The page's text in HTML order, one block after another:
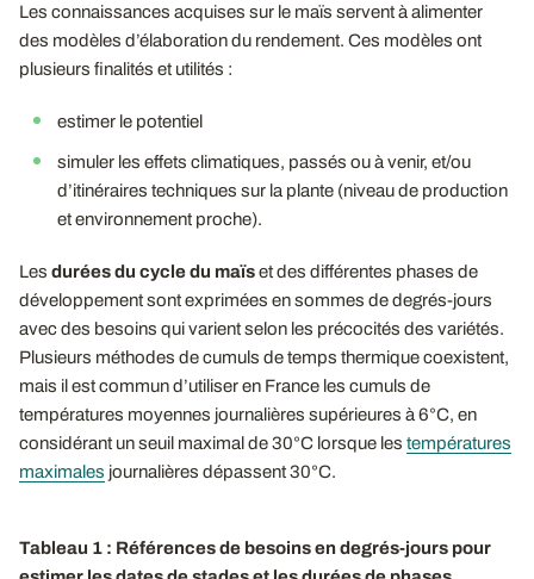
Les connaissances acquises sur le maïs servent à alimenter
des modèles d’élaboration du rendement. Ces modèles ont
plusieurs finalités et utilités :
estimer le potentiel
simuler les effets climatiques, passés ou à venir, et/ou
d’itinéraires techniques sur la plante (niveau de production
et environnement proche).
Les durées du cycle du maïset des différentes phases de
développement sont exprimées en sommes de degrés-jours
avec des besoins qui varient selon les précocités des variétés.
Plusieurs méthodes de cumuls de temps thermique coexistent,
mais il est commun d’utiliser en France les cumuls de
températures moyennes journalières supérieures à 6°C, en
considérant un seuil maximal de 30°C lorsque les températures
maximales journalières dépassent 30°C.
Tableau 1 : Références de besoins en degrés-jours pour